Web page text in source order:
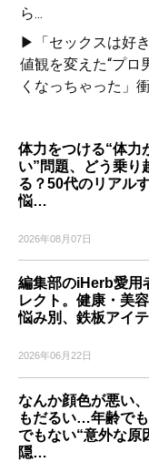
ら...
▶「セックスは好
値観を変えた“プロ
くなっちゃった」
体力をつける“体力
い”問題、どう乗り
る？50代のリアル
悩…
2026年08月07日
編集部のiHerb愛用
レクト。健康・美
悩み別、鉄板アイ
2026年06月22日
なんか顔色が悪い
もだるい…年齢で
でもない“意外な原
隠…